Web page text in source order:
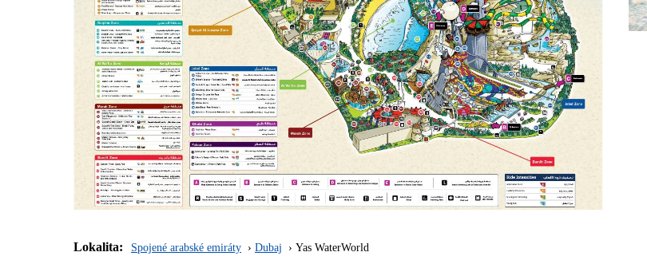
Lokalita: Spojené arabské emiráty Dubaj Yas WaterWorld